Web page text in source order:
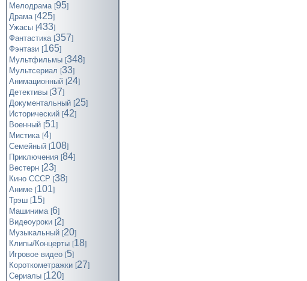
Мелодрама [95]
Драма [425]
Ужасы [433]
Фантастика [357]
Фэнтази [165]
Мультфильмы [348]
Мультсериал [33]
Анимационный [24]
Детективы [37]
Документальный [25]
Исторический [42]
Военный [51]
Мистика [4]
Семейный [108]
Приключения [84]
Вестерн [23]
Кино СССР [38]
Аниме [101]
Трэш [15]
Машинима [6]
Видеоуроки [2]
Музыкальный [20]
Клипы/Концерты [18]
Игровое видео [5]
Короткометражки [27]
Cериалы [120]